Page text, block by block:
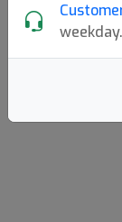
weekday.